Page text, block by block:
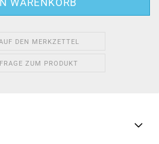
DEN MERKZETTEL
FRAGE ZUM PRODUKT